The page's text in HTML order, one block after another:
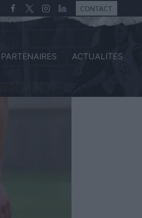
CONTACT
PARTENAIRES ACTUALITES